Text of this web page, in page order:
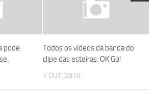
pode
Todos os vídeos da banda do
clipe das esteiras: OK Go!
1 OUT, 2010